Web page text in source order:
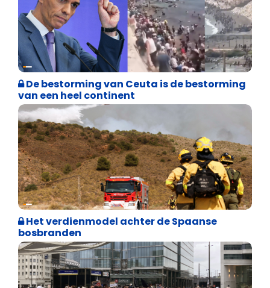
Asiel en Migratie
De bestorming van Ceuta is de bestorming
van een heel continent
Internationale politiek
Het verdienmodel achter de Spaanse
bosbranden